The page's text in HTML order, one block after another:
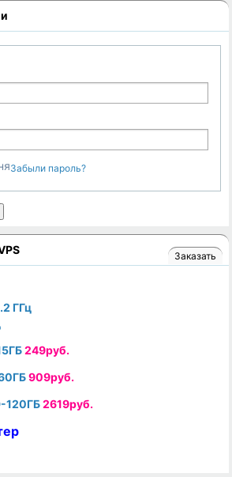
Забыли пароль?
Заказать
ГГц
249руб.
909руб.
120ГБ2619руб.